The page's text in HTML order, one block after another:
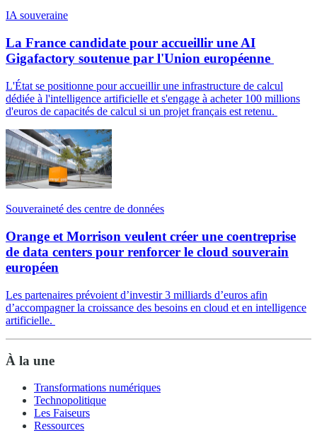
IA souveraine
La France candidate pour accueillir une AI
Gigafactory soutenue par l'Union européenne
L'État se positionne pour accueillir une infrastructure de calcul
dédiée à l'intelligence artificielle et s'engage à acheter 100 millions
d'euros de capacités de calcul si un projet français est retenu.
Souveraineté des centre de données
Orange et Morrison veulent créer une coentreprise
de data centers pour renforcer le cloud souverain
européen
Les partenaires prévoient d’investir 3 milliards d’euros afin
d’accompagner la croissance des besoins en cloud et en intelligence
artificielle.
À la une
Transformations numériques
Technopolitique
Les Faiseurs
Ressources